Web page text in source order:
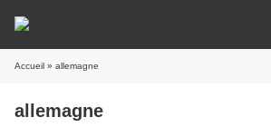
Accueil » allemagne
allemagne